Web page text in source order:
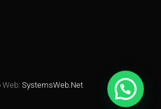
Web: SystemsWeb.Net